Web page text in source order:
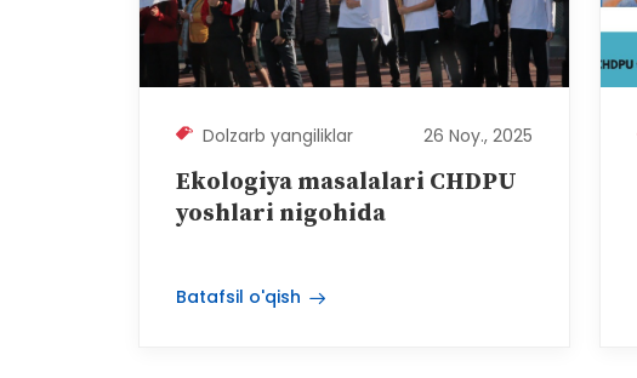
Dolzarb yangiliklar 26 Noy., 2025
Ekologiya masalalari CHDPU
yoshlari nigohida
Batafsil o'qish